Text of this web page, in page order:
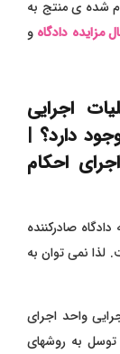
شده ی منتج به
مزایده دادگاه و
اجرایی
دارد؟ |
احکام
صادرکننده
لذا نمی توان به
واحد اجرای
به روشهای